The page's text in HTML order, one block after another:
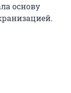
основу